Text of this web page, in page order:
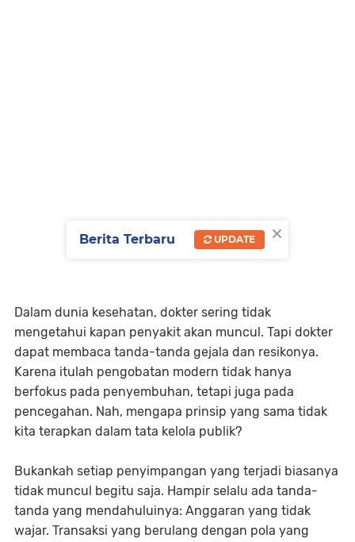
Dalam dunia kesehatan, dokter sering tidak
mengetahui kapan penyakit akan muncul. Tapi dokter
dapat membaca tanda-tanda gejala dan resikonya.
Karena itulah pengobatan modern tidak hanya
berfokus pada penyembuhan, tetapi juga pada
pencegahan. Nah, mengapa prinsip yang sama tidak
kita terapkan dalam tata kelola publik?
Bukankah setiap penyimpangan yang terjadi biasanya
tidak muncul begitu saja. Hampir selalu ada tanda-
tanda yang mendahuluinya: Anggaran yang tidak
wajar. Transaksi yang berulang dengan pola yang
×
Berita Terbaru UPDATE